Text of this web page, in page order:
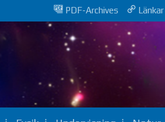
PDF-Archives Länkar